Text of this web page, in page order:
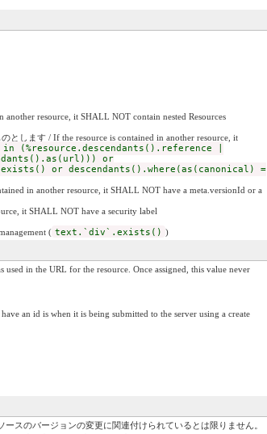
resource, it SHALL NOT contain nested Resources
します / If the resource is contained in another resource, it
(%resource.descendants().reference |
or
or descendants().where(as(canonical) =
in another resource, it SHALL NOT have a meta.versionId or a
it SHALL NOT have a security label
( text.`div`.exists() )
in the URL for the resource. Once assigned, this value never
an id is when it is being submitted to the server using a create
スのバージョンの変更に関連付けられているとは限りません。